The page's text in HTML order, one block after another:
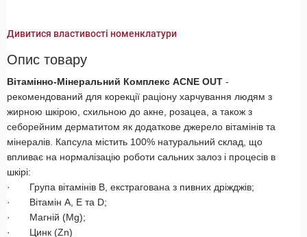
Дивитися властивості номенклатури
Опис товару
Вітамінно-Мінеральний Комплекс ACNE OUT -
рекомендований для корекції раціону харчування людям з
жирною шкірою, схильною до акне, розацеа, а також з
себорейним дерматитом як додаткове джерело вітамінів та
мінералів. Капсула містить 100% натуральний склад, що
впливає на нормалізацію роботи сальних залоз і процесів в
шкірі:
· Група вітамінів В, екстрагована з пивних дріжджів;
· Вітамін А, Е та D;
· Магній (Mg);
· Цинк (Zn)